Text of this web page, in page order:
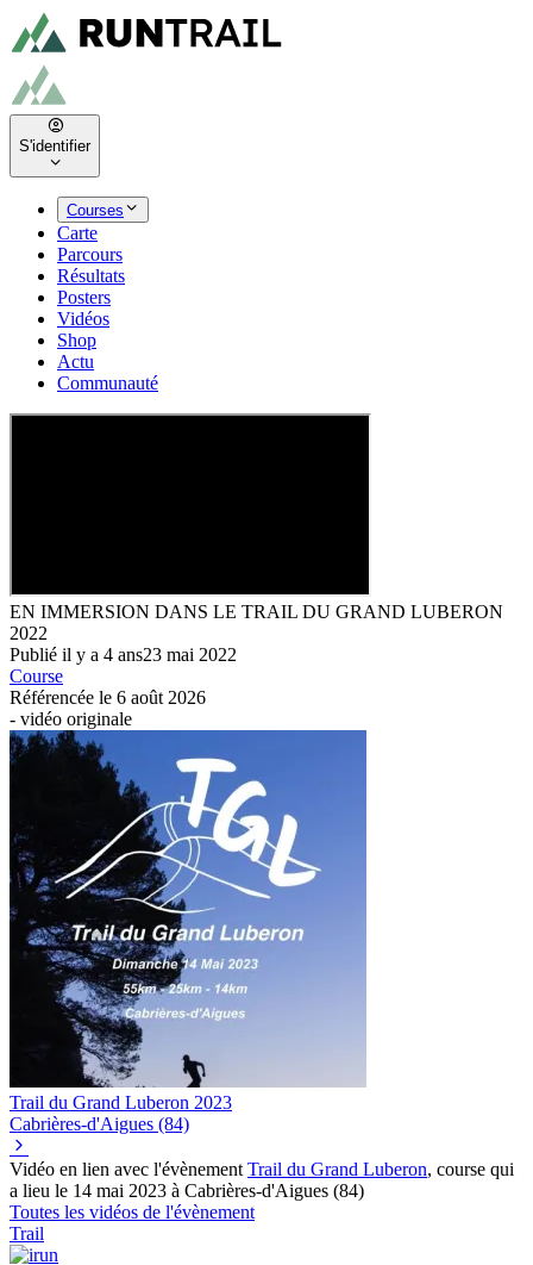
S'identifier
Courses
Carte
Parcours
Résultats
Posters
Vidéos
Shop
Actu
Communauté
EN IMMERSION DANS LE TRAIL DU GRAND LUBERON
2022
Publié il y a 4 ans23 mai 2022
Course
Référencée le 6 août 2026
- vidéo originale
Trail du Grand Luberon 2023
Cabrières-d'Aigues (84)
Vidéo en lien avec l'évènement Trail du Grand Luberon, course qui
a lieu le 14 mai 2023 à Cabrières-d'Aigues (84)
Toutes les vidéos de l'évènement
Trail